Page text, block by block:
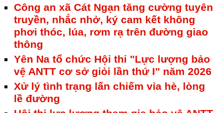
Công an xã Cát Ngạn tăng cường tuyên
truyền, nhắc nhở, ký cam kết không
phơi thóc, lúa, rơm rạ trên đường giao
thông
Yên Na tổ chức Hội thi "Lực lượng bảo
vệ ANTT cơ sở giỏi lần thứ I" năm 2026
Xử lý tình trạng lấn chiếm vỉa hè, lòng
lề đường